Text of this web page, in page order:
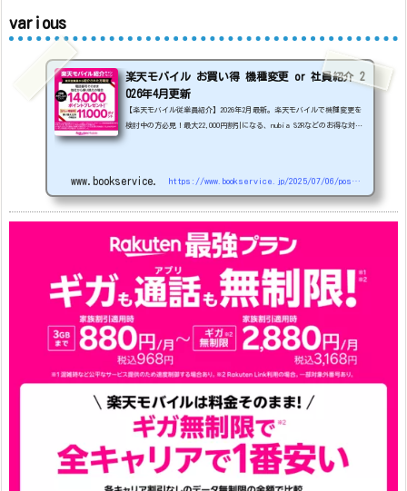
various
楽天モバイル お買い得 機種変更 or 社員紹介 2
026年4月更新
【楽天モバイル従業員紹介】2026年2月最新。楽天モバイルで機種変更を
検討中の方必見！最大22,000円割引になる、nubia S2Rなどのお得な対象
arrows We2 1円 arrows We2 Plus #1円
www.bookservice.jp https://www.bookservice.jp/2025/07/06/post-48181